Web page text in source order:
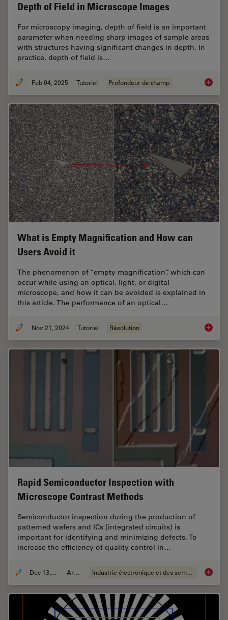
Depth of Field in Microscope Images
For microscopy imaging, depth of field is an important
parameter when needing sharp images of sample areas
with structures having significant changes in depth. In
practice, depth of field is…
Feb 04, 2025 Tutoriel Profondeur de champ Depth
What is Empty Magnification and How can
Users Avoid it
The phenomenon of “empty magnification”, which can
occur while using an optical, light, or digital
microscope, and how it can be avoided is explained in
this article. The performance of an optical…
Nov 21, 2024 Tutoriel Résolution What
Rapid Semiconductor Inspection with
Microscope Contrast Methods
Semiconductor inspection during the production of
patterned wafers and ICs (integrated circuits) is
important for identifying and minimizing defects. To
increase the efficiency of quality control in…
Dec 13, 2023 Article Industrie électronique et des semi-conducteurs Rapid